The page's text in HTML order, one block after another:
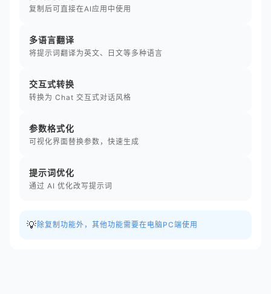
复制后可直接在AI应用中使用
多语言翻译
将提示词翻译为英文、日文等多种语言
交互式转换
转换为 Chat 交互式对话风格
参数格式化
可视化界面替换参数，快速生成
提示词优化
通过 AI 优化改写提示词
💡 除复制功能外，其他功能需要在电脑PC端使用